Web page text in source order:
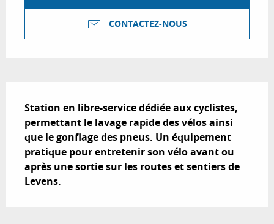
CONTACTEZ-NOUS
Station en libre-service dédiée aux cyclistes,
permettant le lavage rapide des vélos ainsi
que le gonflage des pneus. Un équipement
pratique pour entretenir son vélo avant ou
après une sortie sur les routes et sentiers de
Levens.